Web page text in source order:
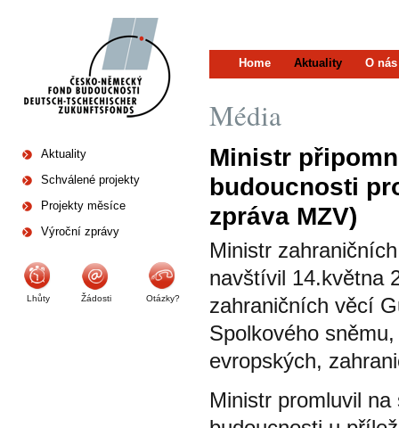
Home Aktuality O nás
Aktuality
Schválené projekty
Projekty měsíce
Výroční zprávy
Lhůty Žádosti Otázky?
Média
Ministr
budoucnosti
zpráva MZV)
Ministr
navštívil 14.května
zahraničních věcí
Spolkového
evropských,
Ministr promluvil